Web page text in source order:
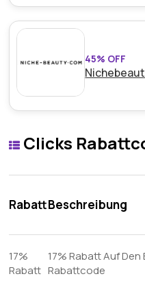
45% OFF
Clicks
RabattBeschreibung
17%
Rabatt
17% Rabatt Auf
Rabattcode